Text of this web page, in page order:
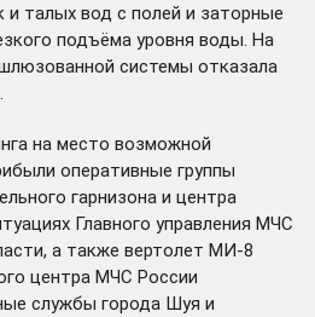
талых вод с полей и заторные
подъёма уровня воды. На
системы отказала
на место возможной
оперативные группы
гарнизона и центра
Главного управления МЧС
а также вертолет МИ-8
центра МЧС России
службы города Шуя и